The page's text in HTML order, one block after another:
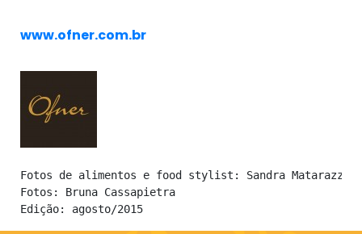
www.ofner.com.br
Fotos de alimentos e food stylist: Sandra Matarazzo
Fotos: Bruna Cassapietra
Edição: agosto/2015